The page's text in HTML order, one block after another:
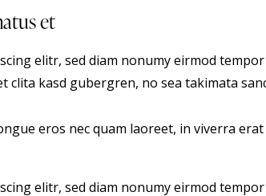
et
elitr, sed diam nonumy eirmod
clita kasd gubergren, no sea takimata
eros nec quam laoreet, in viverra
elitr, sed diam nonumy eirmod